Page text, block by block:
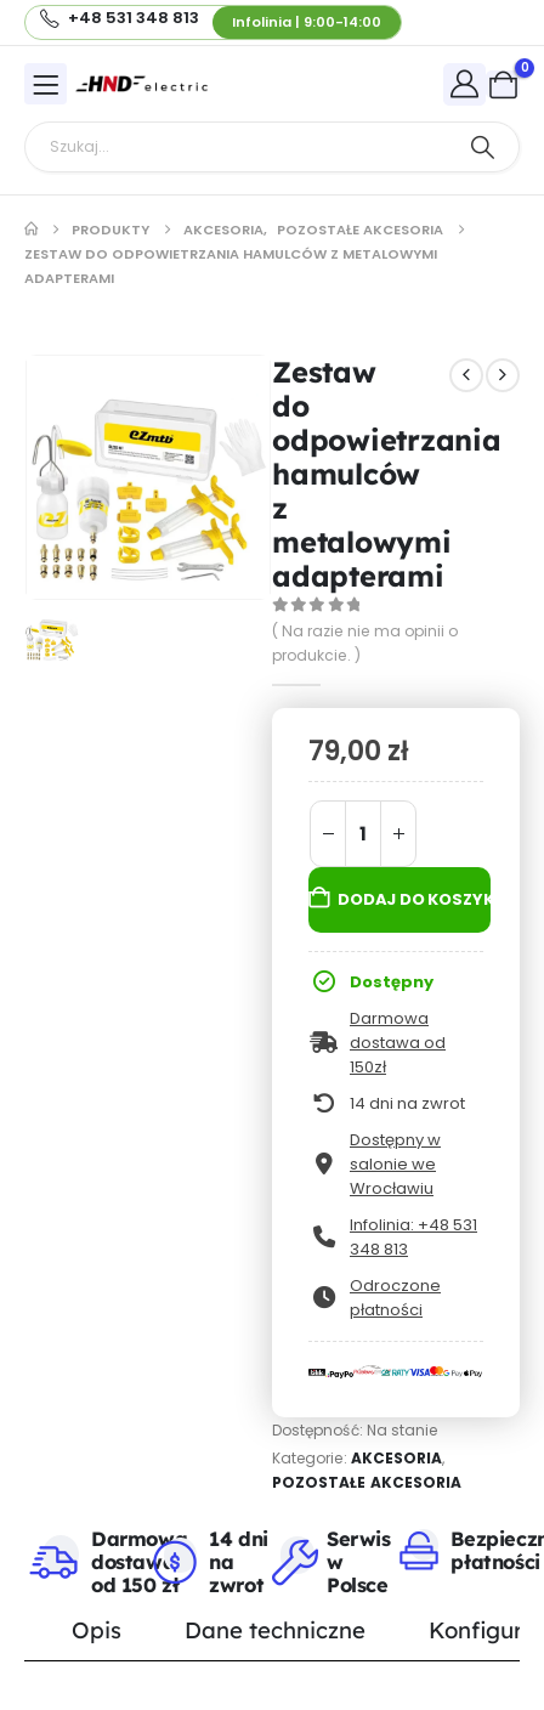
+48 531 348 813 Infolinia | 9:00-14:00
0
PRODUKTY AKCESORIA, POZOSTAŁE AKCESORIA
ZESTAW DO ODPOWIETRZANIA HAMULCÓW Z METALOWYMI
ADAPTERAMI
Zestaw
do
odpowietrzania
hamulców
z
metalowymi
adapterami
0out of 5
( Na razie nie ma opinii o
produkcie. )
79,00 zł
DODAJ DO KOSZYKA
Dostępny
Darmowa
dostawa od
150zł
14 dni na zwrot
Dostępny w
salonie we
Wrocławiu
Infolinia: +48 531
348 813
Odroczone
płatności
Dostępność: Na stanie
Kategorie: AKCESORIA,
POZOSTAŁE AKCESORIA
Darmowa
dostawa
od 150 zł
14 dni
na
zwrot
Serwis
w
Polsce
płatności
Opis Dane techniczne